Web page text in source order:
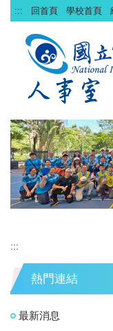
跳
到
::: 回首頁 學校首頁
:::
熱門連結
最新消息